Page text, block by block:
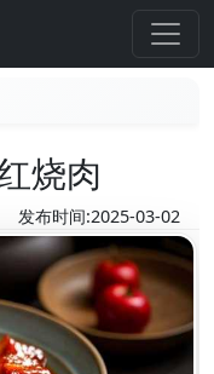
烧肉
发布时间:2025-03-02